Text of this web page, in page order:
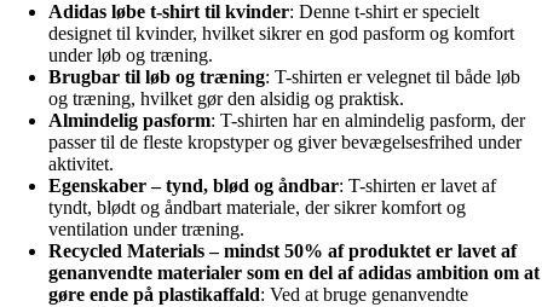
Adidas løbe t-shirt til kvinder: Denne t-shirt er specielt
designet til kvinder, hvilket sikrer en god pasform og komfort
under løb og træning.
Brugbar til løb og træning: T-shirten er velegnet til både løb
og træning, hvilket gør den alsidig og praktisk.
Almindelig pasform: T-shirten har en almindelig pasform, der
passer til de fleste kropstyper og giver bevægelsesfrihed under
aktivitet.
Egenskaber – tynd, blød og åndbar: T-shirten er lavet af
tyndt, blødt og åndbart materiale, der sikrer komfort og
ventilation under træning.
Recycled Materials – mindst 50% af produktet er lavet af
genanvendte materialer som en del af adidas ambition om at
gøre ende på plastikaffald: Ved at bruge genanvendte